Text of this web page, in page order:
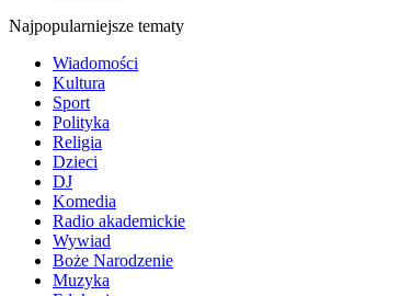
Najpopularniejsze tematy
Wiadomości
Kultura
Sport
Polityka
Religia
Dzieci
DJ
Komedia
Radio akademickie
Wywiad
Boże Narodzenie
Muzyka